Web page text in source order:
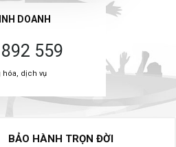
DOANH
559
hóa, dịch vụ
BẢO HÀNH TRỌN ĐỜI